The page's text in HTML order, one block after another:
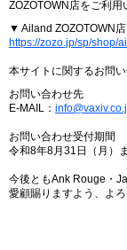
ZOZOTOWN店をご利用
▼ Ailand ZOZOTOWN
https://zozo.jp/sp/shop/
本サイトに関するお問
お問い合わせ先
E-MAIL：
お問い合わせ受付期間
令和8年8月31日（月）
今後ともAnk Rouge・
愛顧賜りますよう、よ